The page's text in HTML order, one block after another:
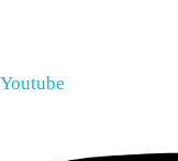
Youtube